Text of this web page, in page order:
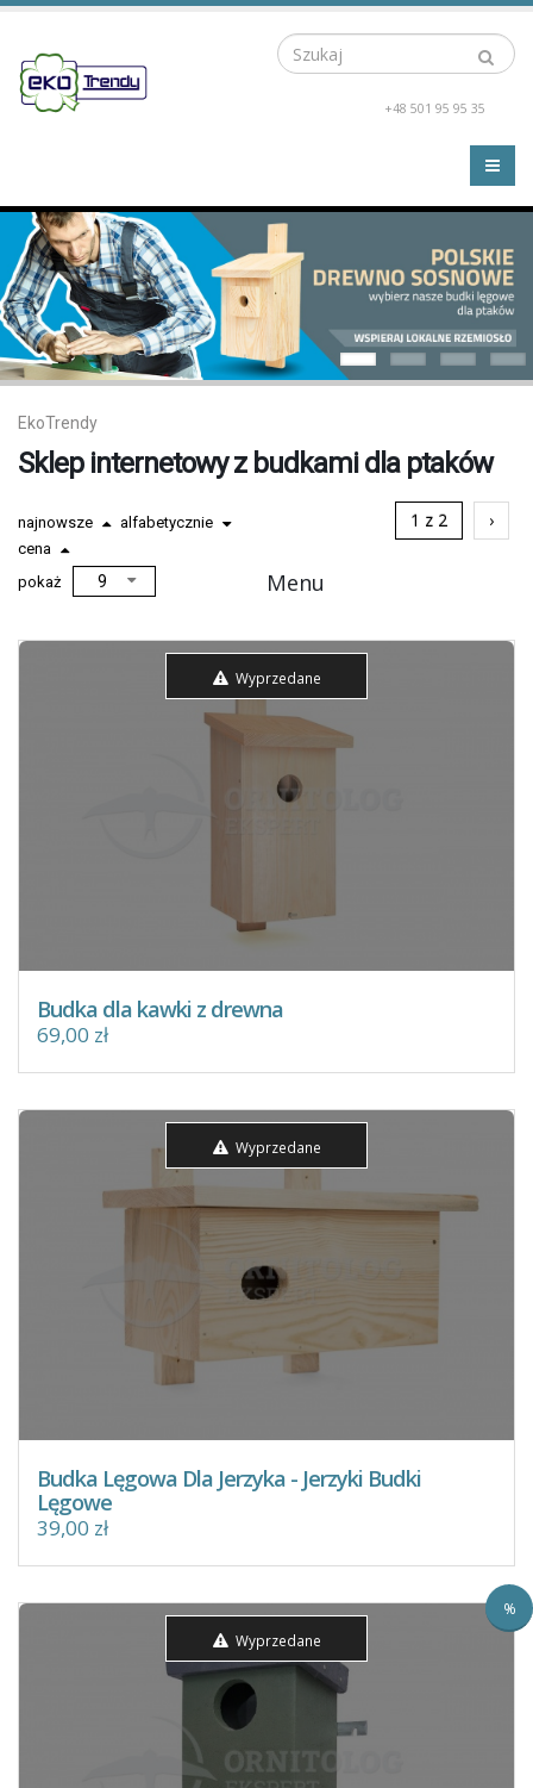
Szukaj
+48 501 95 95 35
EkoTrendy
Sklep internetowy z budkami dla ptaków
najnowsze
alfabetycznie
cena
pokaż
1 z 2 ›
Wyprzedane
Budka dla kawki z drewna
69,00 zł
Wyprzedane
Budka Lęgowa Dla Jerzyka - Jerzyki Budki
Lęgowe
39,00 zł
%
Wyprzedane
Menu